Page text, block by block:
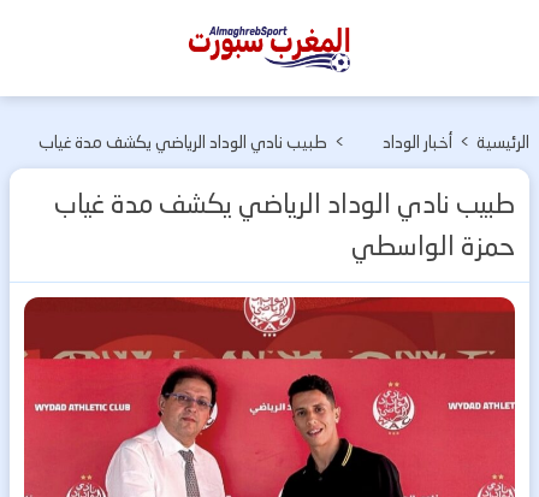
المغرب
الرئيسية > أخبار الوداد
> طبيب نادي الوداد الرياضي يكشف مدة غياب
طبيب نادي الوداد الرياضي يكشف مدة غياب
حمزة الواسطي